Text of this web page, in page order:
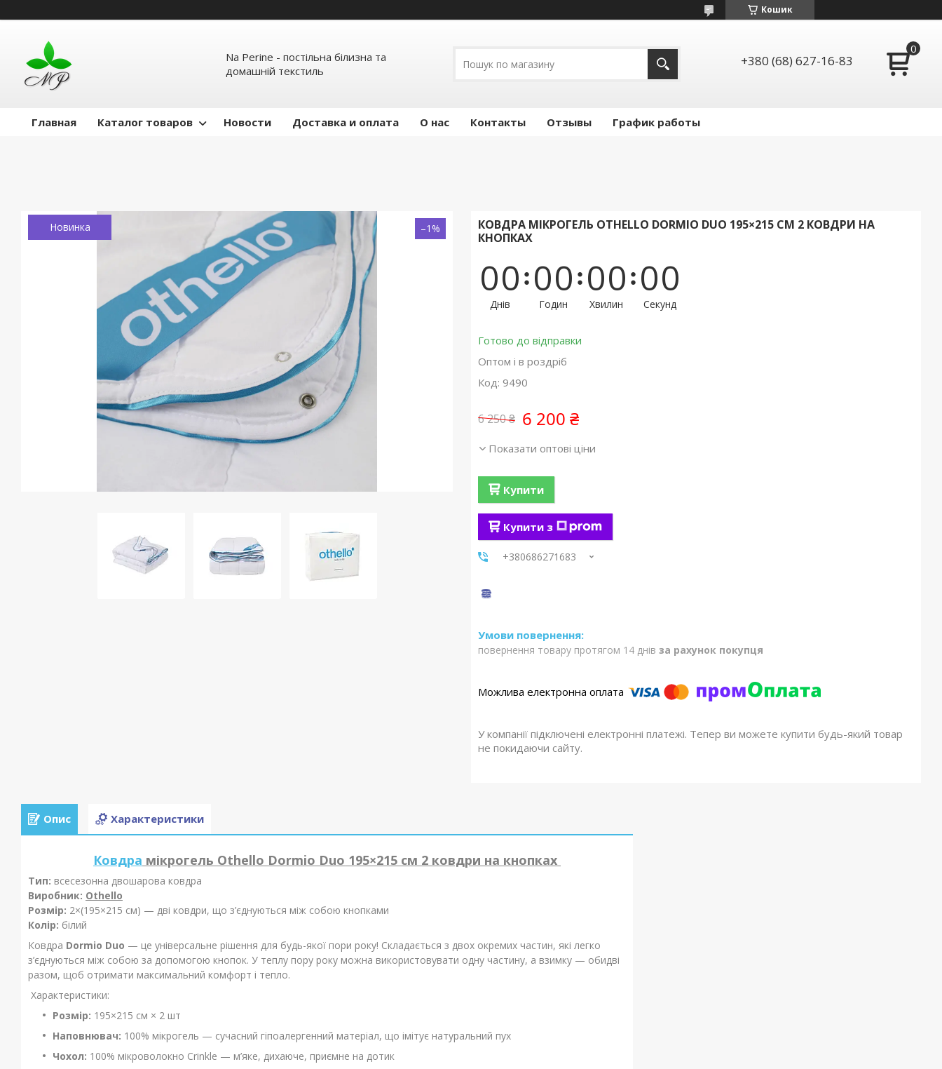
Кошик
Na Perine - постільна білизна та
домашній текстиль
+380 (68) 627-16-83
Главная Каталог товаров Новости Доставка и оплата О нас Контакты Отзывы График работы
Новинка –1%
КОВДРА МІКРОГЕЛЬ OTHELLO DORMIO DUO 195×215 СМ 2 КОВДРИ НА
КНОПКАХ
00
Днів
00
Годин
00
Хвилин
00
Секунд
Готово до відправки
Оптом і в роздріб
Код: 9490
6 250 ₴ 6 200 ₴
Показати оптові ціни
Купити
Купити з
+380686271683
повернення товару протягом 14 днів за рахунок покупця
У компанії підключені електронні платежі. Тепер ви можете купити будь-який товар
не покидаючи сайту.
Опис Характеристики
Ковдра мікрогель Othello Dormio Duo 195×215 см 2 ковдри на кнопках
Тип: всесезонна двошарова ковдра
Виробник: Othello
Розмір: 2×(195×215 см) — дві ковдри, що з’єднуються між собою кнопками
Колір: білий
Ковдра Dormio Duo — це універсальне рішення для будь-якої пори року! Складається з двох окремих частин, які легко
з’єднуються між собою за допомогою кнопок. У теплу пору року можна використовувати одну частину, а взимку — обидві
разом, щоб отримати максимальний комфорт і тепло.
Характеристики:
Розмір: 195×215 см × 2 шт
Наповнювач: 100% мікрогель — сучасний гіпоалергенний матеріал, що імітує натуральний пух
Чохол: 100% мікроволокно Crinkle — м’яке, дихаюче, приємне на дотик